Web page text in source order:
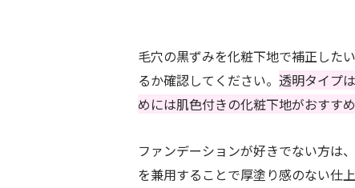
毛穴の黒ずみを化粧下地で補正した
るか確認してください。 透明タイプ
めには肌色付きの化粧下地がおすすめ
ファンデーションが好きでない方は
を兼用することで厚塗り感のない仕